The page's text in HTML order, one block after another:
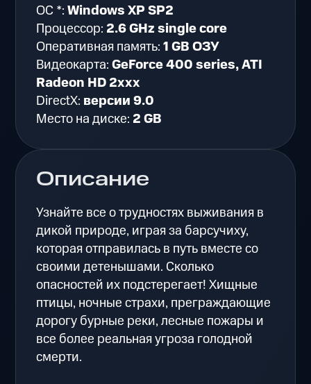
Описание
Узнайте все о трудностях выживания в
дикой природе, играя за барсучиху,
которая отправилась в путь вместе со
своими детенышами. Сколько
опасностей их подстерегает! Хищные
птицы, ночные страхи, преграждающие
дорогу бурные реки, лесные пожары и
все более реальная угроза голодной
смерти.
ОС *:Windows XP SP2
Процессор: 2.6 GHz single core
Оперативная память:1 GB ОЗУ
Видеокарта:GeForce 400 series, ATI
Radeon HD 2xxx
DirectX: версии 9.0
Место на диске: 2 GB